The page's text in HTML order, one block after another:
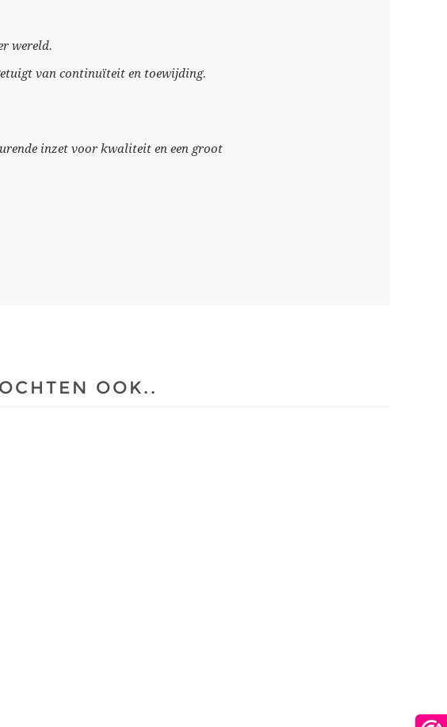
wereld.
van continuïteit en toewijding.
inzet voor kwaliteit en een groot
OOK..